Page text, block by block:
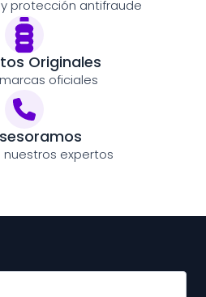
y protección antifraude
Originales
oficiales
nuestros expertos